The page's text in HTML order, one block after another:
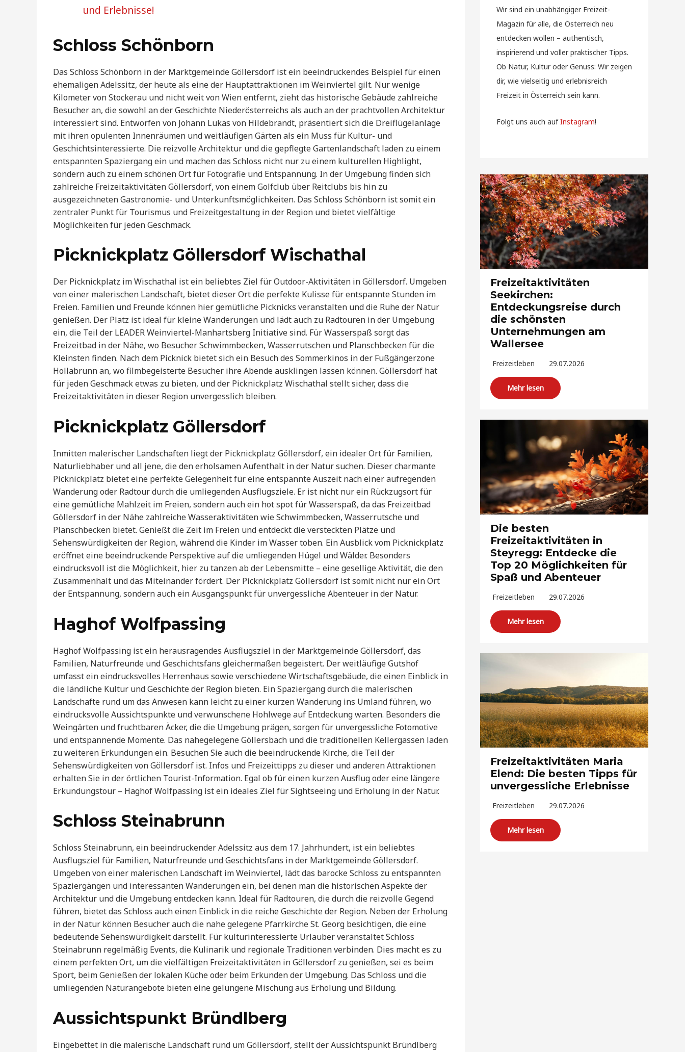
und Erlebnisse!
Schloss Schönborn
Das Schloss Schönborn in der Marktgemeinde Göllersdorf ist ein beeindruckendes Beispiel für einen
ehemaligen Adelssitz, der heute als eine der Hauptattraktionen im Weinviertel gilt. Nur wenige
Kilometer von Stockerau und nicht weit von Wien entfernt, zieht das historische Gebäude zahlreiche
Besucher an, die sowohl an der Geschichte Niederösterreichs als auch an der prachtvollen Architektur
interessiert sind. Entworfen von Johann Lukas von Hildebrandt, präsentiert sich die Dreiflügelanlage
mit ihren opulenten Innenräumen und weitläufigen Gärten als ein Muss für Kultur- und
Geschichtsinteressierte. Die reizvolle Architektur und die gepflegte Gartenlandschaft laden zu einem
entspannten Spaziergang ein und machen das Schloss nicht nur zu einem kulturellen Highlight,
sondern auch zu einem schönen Ort für Fotografie und Entspannung. In der Umgebung finden sich
zahlreiche Freizeitaktivitäten Göllersdorf, von einem Golfclub über Reitclubs bis hin zu
ausgezeichneten Gastronomie- und Unterkunftsmöglichkeiten. Das Schloss Schönborn ist somit ein
zentraler Punkt für Tourismus und Freizeitgestaltung in der Region und bietet vielfältige
Möglichkeiten für jeden Geschmack.
Picknickplatz Göllersdorf Wischathal
Der Picknickplatz im Wischathal ist ein beliebtes Ziel für Outdoor-Aktivitäten in Göllersdorf. Umgeben
von einer malerischen Landschaft, bietet dieser Ort die perfekte Kulisse für entspannte Stunden im
Freien. Familien und Freunde können hier gemütliche Picknicks veranstalten und die Ruhe der Natur
genießen. Der Platz ist ideal für kleine Wanderungen und lädt auch zu Radtouren in der Umgebung
ein, die Teil der LEADER Weinviertel-Manhartsberg Initiative sind. Für Wasserspaß sorgt das
Freizeitbad in der Nähe, wo Besucher Schwimmbecken, Wasserrutschen und Planschbecken für die
Kleinsten finden. Nach dem Picknick bietet sich ein Besuch des Sommerkinos in der Fußgängerzone
Hollabrunn an, wo filmbegeisterte Besucher ihre Abende ausklingen lassen können. Göllersdorf hat
für jeden Geschmack etwas zu bieten, und der Picknickplatz Wischathal stellt sicher, dass die
Freizeitaktivitäten in dieser Region unvergesslich bleiben.
Picknickplatz Göllersdorf
Inmitten malerischer Landschaften liegt der Picknickplatz Göllersdorf, ein idealer Ort für Familien,
Naturliebhaber und all jene, die den erholsamen Aufenthalt in der Natur suchen. Dieser charmante
Picknickplatz bietet eine perfekte Gelegenheit für eine entspannte Auszeit nach einer aufregenden
Wanderung oder Radtour durch die umliegenden Ausflugsziele. Er ist nicht nur ein Rückzugsort für
eine gemütliche Mahlzeit im Freien, sondern auch ein hot spot für Wasserspaß, da das Freizeitbad
Göllersdorf in der Nähe zahlreiche Wasseraktivitäten wie Schwimmbecken, Wasserrutsche und
Planschbecken bietet. Genießt die Zeit im Freien und entdeckt die versteckten Plätze und
Sehenswürdigkeiten der Region, während die Kinder im Wasser toben. Ein Ausblick vom Picknickplatz
eröffnet eine beeindruckende Perspektive auf die umliegenden Hügel und Wälder. Besonders
eindrucksvoll ist die Möglichkeit, hier zu tanzen ab der Lebensmitte – eine gesellige Aktivität, die den
Zusammenhalt und das Miteinander fördert. Der Picknickplatz Göllersdorf ist somit nicht nur ein Ort
der Entspannung, sondern auch ein Ausgangspunkt für unvergessliche Abenteuer in der Natur.
Haghof Wolfpassing
Haghof Wolfpassing ist ein herausragendes Ausflugsziel in der Marktgemeinde Göllersdorf, das
Familien, Naturfreunde und Geschichtsfans gleichermaßen begeistert. Der weitläufige Gutshof
umfasst ein eindrucksvolles Herrenhaus sowie verschiedene Wirtschaftsgebäude, die einen Einblick in
die ländliche Kultur und Geschichte der Region bieten. Ein Spaziergang durch die malerischen
Landschafte rund um das Anwesen kann leicht zu einer kurzen Wanderung ins Umland führen, wo
eindrucksvolle Aussichtspunkte und verwunschene Hohlwege auf Entdeckung warten. Besonders die
Weingärten und fruchtbaren Äcker, die die Umgebung prägen, sorgen für unvergessliche Fotomotive
und entspannende Momente. Das nahegelegene Göllersbach und die traditionellen Kellergassen laden
zu weiteren Erkundungen ein. Besuchen Sie auch die beeindruckende Kirche, die Teil der
Sehenswürdigkeiten von Göllersdorf ist. Infos und Freizeittipps zu dieser und anderen Attraktionen
erhalten Sie in der örtlichen Tourist-Information. Egal ob für einen kurzen Ausflug oder eine längere
Erkundungstour – Haghof Wolfpassing ist ein ideales Ziel für Sightseeing und Erholung in der Natur.
Schloss Steinabrunn
Schloss Steinabrunn, ein beeindruckender Adelssitz aus dem 17. Jahrhundert, ist ein beliebtes
Ausflugsziel für Familien, Naturfreunde und Geschichtsfans in der Marktgemeinde Göllersdorf.
Umgeben von einer malerischen Landschaft im Weinviertel, lädt das barocke Schloss zu entspannten
Spaziergängen und interessanten Wanderungen ein, bei denen man die historischen Aspekte der
Architektur und die Umgebung entdecken kann. Ideal für Radtouren, die durch die reizvolle Gegend
führen, bietet das Schloss auch einen Einblick in die reiche Geschichte der Region. Neben der Erholung
in der Natur können Besucher auch die nahe gelegene Pfarrkirche St. Georg besichtigen, die eine
bedeutende Sehenswürdigkeit darstellt. Für kulturinteressierte Urlauber veranstaltet Schloss
Steinabrunn regelmäßig Events, die Kulinarik und regionale Traditionen verbinden. Dies macht es zu
einem perfekten Ort, um die vielfältigen Freizeitaktivitäten in Göllersdorf zu genießen, sei es beim
Sport, beim Genießen der lokalen Küche oder beim Erkunden der Umgebung. Das Schloss und die
umliegenden Naturangebote bieten eine gelungene Mischung aus Erholung und Bildung.
Aussichtspunkt Bründlberg
Eingebettet in die malerische Landschaft rund um Göllersdorf, stellt der Aussichtspunkt Bründlberg
Wir sind ein unabhängiger Freizeit-
Magazin für alle, die Österreich neu
entdecken wollen – authentisch,
inspirierend und voller praktischer Tipps.
Ob Natur, Kultur oder Genuss: Wir zeigen
dir, wie vielseitig und erlebnisreich
Freizeit in Österreich sein kann.
Folgt uns auch aufInstagram!
Freizeitaktivitäten
Seekirchen:
Entdeckungsreise durch
die schönsten
Unternehmungen am
Wallersee
Freizeitleben 29.07.2026
Mehr lesen
Die besten
Freizeitaktivitäten in
Steyregg: Entdecke die
Top 20 Möglichkeiten für
Spaß und Abenteuer
Freizeitleben 29.07.2026
Mehr lesen
Freizeitaktivitäten Maria
Elend: Die besten Tipps für
unvergessliche Erlebnisse
Freizeitleben 29.07.2026
Mehr lesen